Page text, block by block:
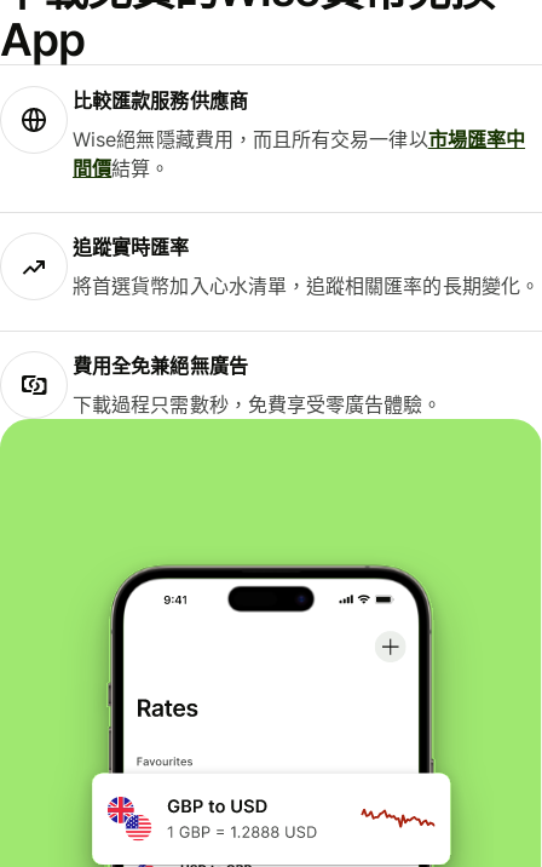
App
比較匯款服務供應商
Wise絕無隱藏費用，而且所有交易一律以市場匯率中
間價結算。
追蹤實時匯率
將首選貨幣加入心水清單，追蹤相關匯率的長期變化。
費用全免兼絕無廣告
下載過程只需數秒，免費享受零廣告體驗。